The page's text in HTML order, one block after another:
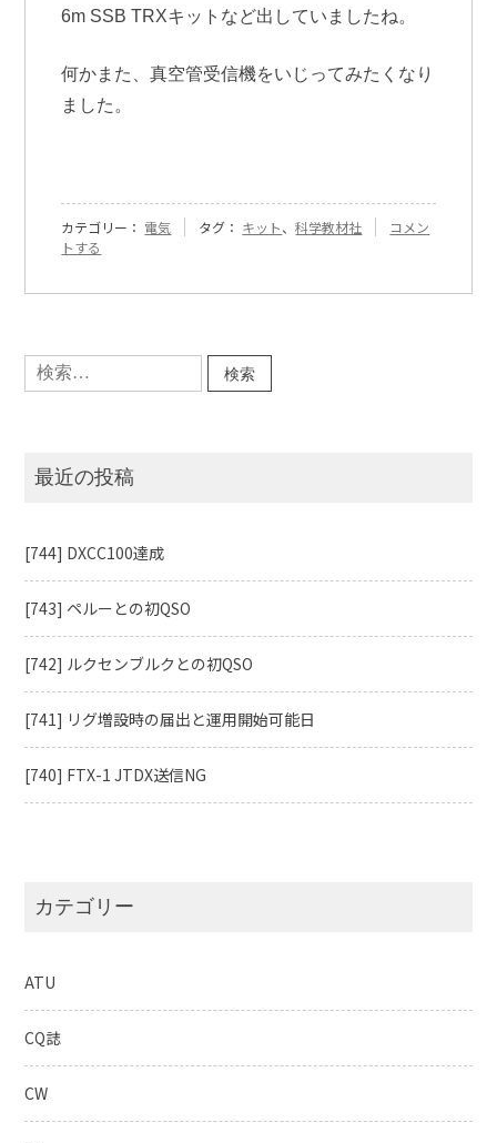
6m SSB TRXキットなど出していましたね。
何かまた、真空管受信機をいじってみたくなり
ました。
カテゴリー： 電気 タグ： キット、科学教材社
『[296]
コメン
トする
検
索:
最近の投稿
[744] DXCC100達成
[743] ペルーとの初QSO
[742] ルクセンブルクとの初QSO
[741] リグ増設時の届出と運用開始可能日
[740] FTX-1 JTDX送信NG
カテゴリー
ATU
CQ誌
CW